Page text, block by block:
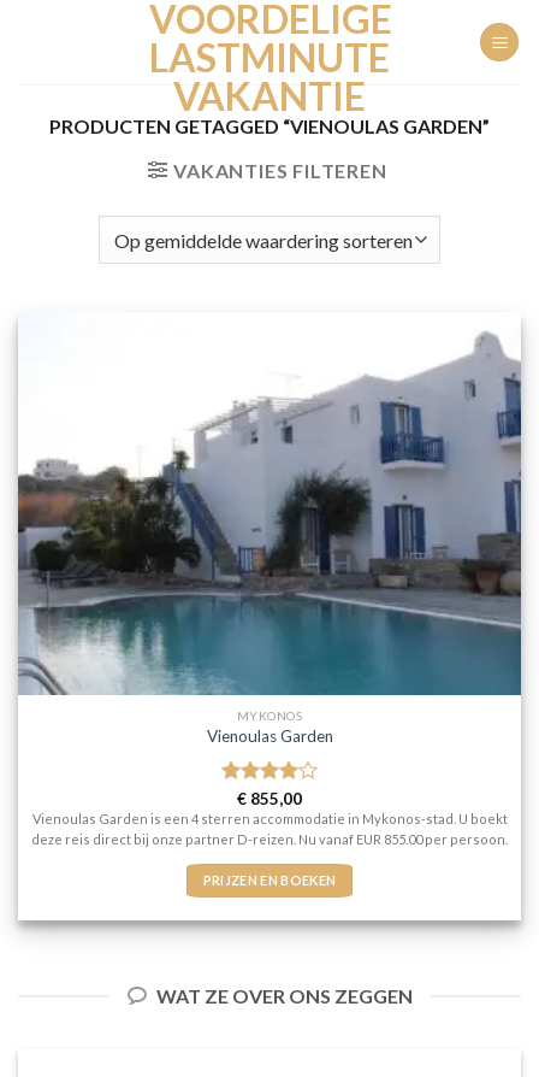
VOORDELIGE
LASTMINUTE
VAKANTIE
PRODUCTEN GETAGGED “VIENOULAS GARDEN”
VAKANTIES FILTEREN
MYKONOS
Vienoulas Garden
Gewaardeerd
4uit 5
€ 855,00
Vienoulas Garden is een 4 sterren accommodatie in Mykonos-stad. U boekt
deze reis direct bij onze partner D-reizen. Nu vanaf EUR 855.00 per persoon.
PRIJZEN EN BOEKEN
WAT ZE OVER ONS ZEGGEN